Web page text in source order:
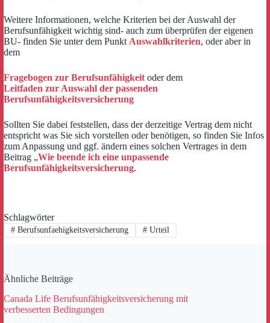
Weitere Informationen, welche Kriterien bei der Auswahl der
Berufsunfähigkeit wichtig sind- auch zum überprüfen der eigenen
BU- finden Sie unter dem Punkt Auswahlkriterien, oder aber in
dem
Fragebogen zur Berufsunfähigkeit oder dem
Leitfaden zur Auswahl der passenden
Berufsunfähigkeitsversicherung
Sollten Sie dabei feststellen, dass der derzeitige Vertrag dem nicht
entspricht was Sie sich vorstellen oder benötigen, so finden Sie Infos
zum Anpassung und ggf. ändern eines solchen Vertrages in dem
Beitrag „Wie beende ich eine unpassende
Berufsunfähigkeitsversicherung.
Schlagwörter
#Berufsunfaehigkeitsversicherung #Urteil
Ähnliche Beiträge
Canada Life Berufsunfähigkeitsversicherung mit
verbesserten Bedingungen